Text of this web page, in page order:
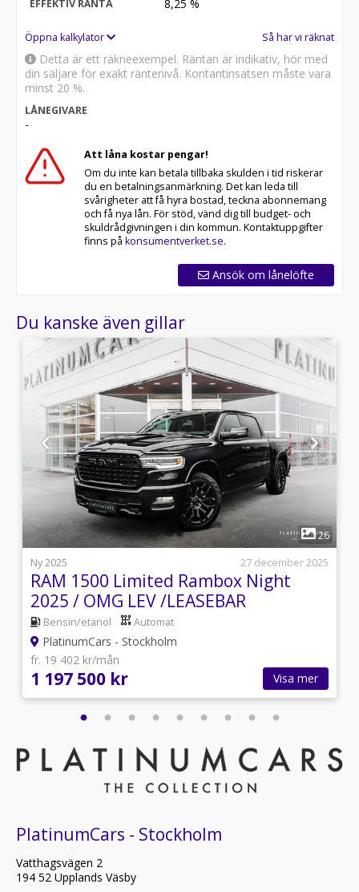
EFFEKTIV RÄNTA 8,25 %
Öppna kalkylator Så har vi räknat
Detta är ett räkneexempel. Räntan är indikativ, hör med
din säljare för exakt räntenivå. Kontantinsatsen måste vara
minst 20 %.
LÅNEGIVARE
-
Att låna kostar pengar!
Om du inte kan betala tillbaka skulden i tid riskerar
du en betalningsanmärkning. Det kan leda till
svårigheter att få hyra bostad, teckna abonnemang
och få nya lån. För stöd, vänd dig till budget- och
skuldrådgivningen i din kommun. Kontaktuppgifter
finns på konsumentverket.se.
Ansök om lånelöfte
Du kanske även gillar
26
Ny 2025
27 december 2025
RAM 1500 Limited Rambox Night
2025 / OMG LEV /LEASEBAR
Bensin/etanol Automat
PlatinumCars - Stockholm
fr. 19 402 kr/mån
1 197 500 kr Visa mer
PlatinumCars - Stockholm
Vatthagsvägen 2
194 52 Upplands Väsby